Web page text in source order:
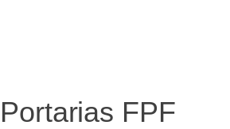
Portarias FPF